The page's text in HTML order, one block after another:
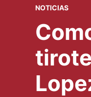
PUBLICADO
NOTICIAS